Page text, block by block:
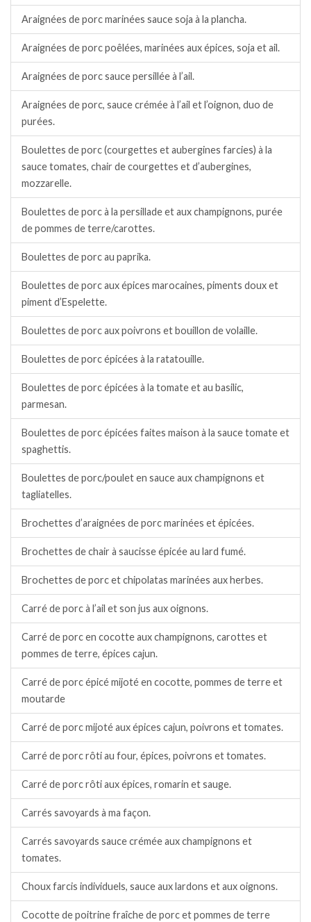
Araignées de porc marinées sauce soja à la plancha.
Araignées de porc poêlées, marinées aux épices, soja et ail.
Araignées de porc sauce persillée à l’ail.
Araignées de porc, sauce crémée à l’ail et l’oignon, duo de
purées.
Boulettes de porc (courgettes et aubergines farcies) à la
sauce tomates, chair de courgettes et d’aubergines,
mozzarelle.
Boulettes de porc à la persillade et aux champignons, purée
de pommes de terre/carottes.
Boulettes de porc au paprika.
Boulettes de porc aux épices marocaines, piments doux et
piment d’Espelette.
Boulettes de porc aux poivrons et bouillon de volaille.
Boulettes de porc épicées à la ratatouille.
Boulettes de porc épicées à la tomate et au basilic,
parmesan.
Boulettes de porc épicées faites maison à la sauce tomate et
spaghettis.
Boulettes de porc/poulet en sauce aux champignons et
tagliatelles.
Brochettes d’araignées de porc marinées et épicées.
Brochettes de chair à saucisse épicée au lard fumé.
Brochettes de porc et chipolatas marinées aux herbes.
Carré de porc à l’ail et son jus aux oignons.
Carré de porc en cocotte aux champignons, carottes et
pommes de terre, épices cajun.
Carré de porc épicé mijoté en cocotte, pommes de terre et
moutarde
Carré de porc mijoté aux épices cajun, poivrons et tomates.
Carré de porc rôti au four, épices, poivrons et tomates.
Carré de porc rôti aux épices, romarin et sauge.
Carrés savoyards à ma façon.
Carrés savoyards sauce crémée aux champignons et
tomates.
Choux farcis individuels, sauce aux lardons et aux oignons.
Cocotte de poitrine fraîche de porc et pommes de terre